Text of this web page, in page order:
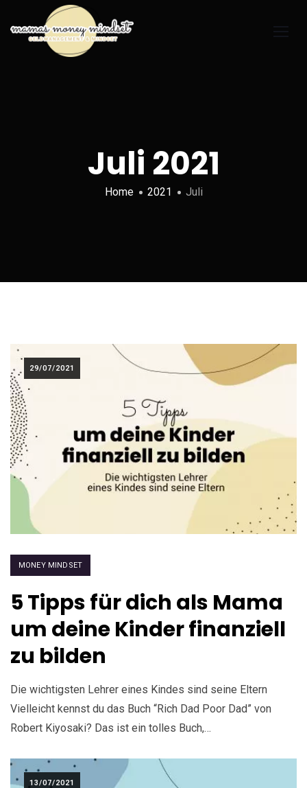
Juli 2021
Home 2021 Juli
29/07/2021
MONEY MINDSET
5 Tipps für dich als Mama
um deine Kinder finanziell
zu bilden
Die wichtigsten Lehrer eines Kindes sind seine Eltern
Vielleicht kennst du das Buch “Rich Dad Poor Dad” von
Robert Kiyosaki? Das ist ein tolles Buch,…
13/07/2021